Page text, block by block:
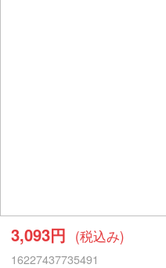
3,093円 (税込み)
16227437735491